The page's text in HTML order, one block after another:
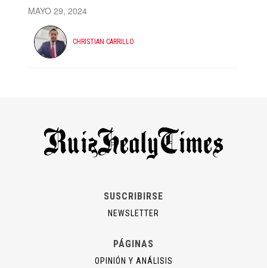
MAYO 29, 2024
CHRISTIAN CARRILLO
SUSCRIBIRSE
NEWSLETTER
PÁGINAS
OPINIÓN Y ANÁLISIS